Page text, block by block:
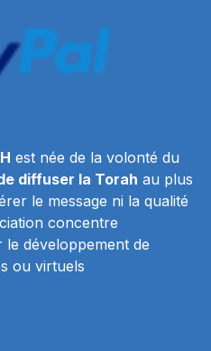
est née de la volonté du
diffuser la Torah au plus
le message ni la qualité
concentre
développement de
ou virtuels